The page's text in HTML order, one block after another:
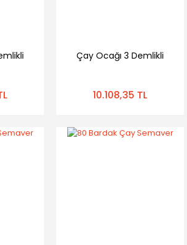
Çay Ocağı 3 Demlikli
10.108,35 TL